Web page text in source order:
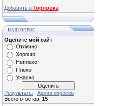
Добавить в Горловка
НАШ ОПРОС
Оцените мой сайт
Отлично
Хорошо
Неплохо
Плохо
Ужасно
Результаты | Архив опросов
Всего ответов: 15